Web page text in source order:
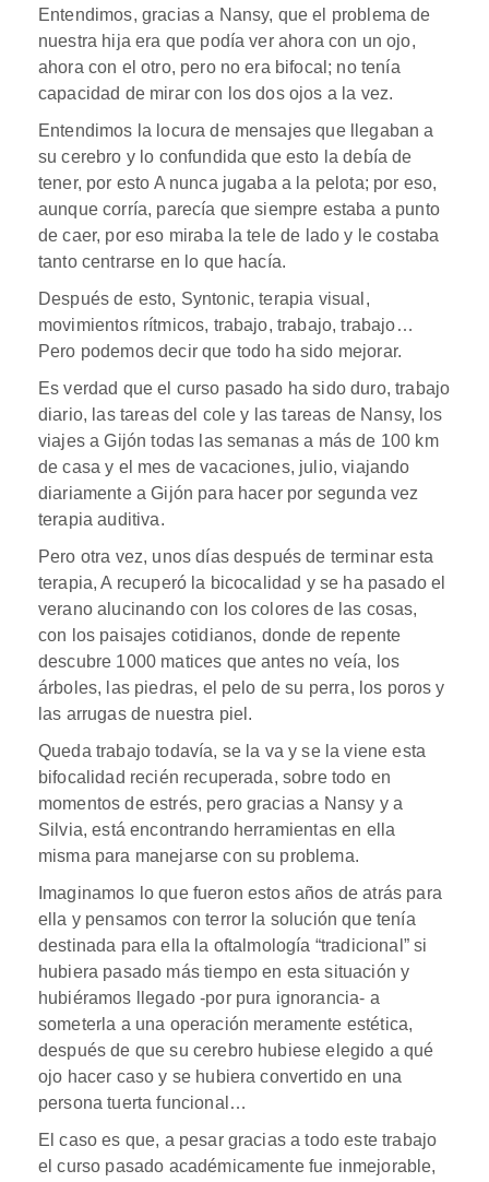
Entendimos, gracias a Nansy, que el problema de
nuestra hija era que podía ver ahora con un ojo,
ahora con el otro, pero no era bifocal; no tenía
capacidad de mirar con los dos ojos a la vez.
Entendimos la locura de mensajes que llegaban a
su cerebro y lo confundida que esto la debía de
tener, por esto A nunca jugaba a la pelota; por eso,
aunque corría, parecía que siempre estaba a punto
de caer, por eso miraba la tele de lado y le costaba
tanto centrarse en lo que hacía.
Después de esto, Syntonic, terapia visual,
movimientos rítmicos, trabajo, trabajo, trabajo…
Pero podemos decir que todo ha sido mejorar.
Es verdad que el curso pasado ha sido duro, trabajo
diario, las tareas del cole y las tareas de Nansy, los
viajes a Gijón todas las semanas a más de 100 km
de casa y el mes de vacaciones, julio, viajando
diariamente a Gijón para hacer por segunda vez
terapia auditiva.
Pero otra vez, unos días después de terminar esta
terapia, A recuperó la bicocalidad y se ha pasado el
verano alucinando con los colores de las cosas,
con los paisajes cotidianos, donde de repente
descubre 1000 matices que antes no veía, los
árboles, las piedras, el pelo de su perra, los poros y
las arrugas de nuestra piel.
Queda trabajo todavía, se la va y se la viene esta
bifocalidad recién recuperada, sobre todo en
momentos de estrés, pero gracias a Nansy y a
Silvia, está encontrando herramientas en ella
misma para manejarse con su problema.
Imaginamos lo que fueron estos años de atrás para
ella y pensamos con terror la solución que tenía
destinada para ella la oftalmología “tradicional” si
hubiera pasado más tiempo en esta situación y
hubiéramos llegado -por pura ignorancia- a
someterla a una operación meramente estética,
después de que su cerebro hubiese elegido a qué
ojo hacer caso y se hubiera convertido en una
persona tuerta funcional…
El caso es que, a pesar gracias a todo este trabajo
el curso pasado académicamente fue inmejorable,